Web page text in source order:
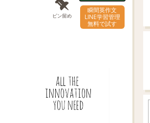
ピン留め
瞬間英作文
LINE学習管理
無料で試す